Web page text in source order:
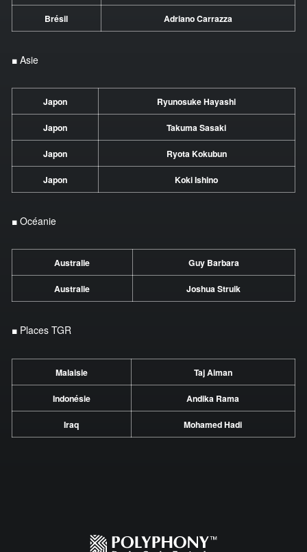
Brésil Adriano Carrazza
■ Asie
Japon Ryunosuke Hayashi
Japon Takuma Sasaki
Japon Ryota Kokubun
Japon Koki Ishino
■ Océanie
Australie Guy Barbara
Australie Joshua Struik
■ Places TGR
Malaisie Taj Aiman
Indonésie Andika Rama
Iraq Mohamed Hadi